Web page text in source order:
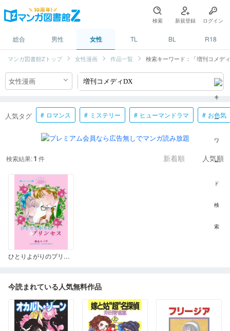
検索 新規登録 ログイン
総合 男性 女性 TL BL R18
マンガ図書館Zトップ 女性漫画 作品一覧 検索キーワード：「増刊コメデ
人気タグ ロマンス ミステリー ヒューマンドラマ お色気
検索結果:1 件 新着順 人気順
ひとりよがりのプリンセス
今読まれている人気無料作品